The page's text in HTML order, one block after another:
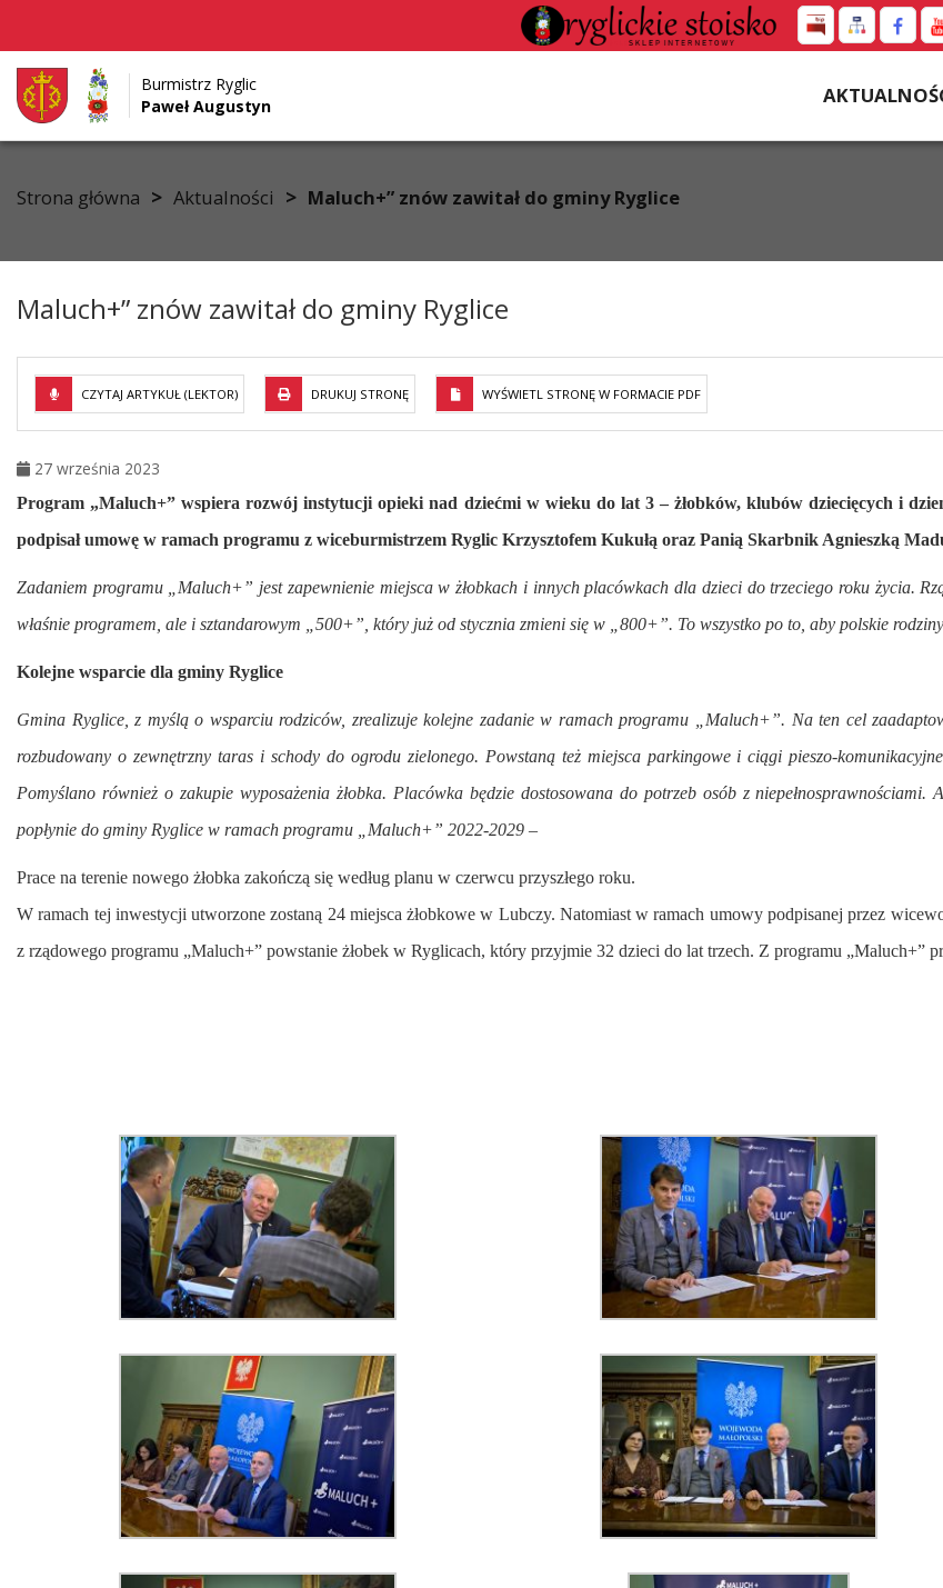
Przejdź do menu
Przejdź do głównej treści strony
Przejdź do stopki strony
Burmistrz Ryglic
Paweł Augustyn
Strona główna > Aktualności > Maluch+” znów zawitał do gminy Ryglice
Maluch+” znów zawitał do gminy Ryglice
CZYTAJ ARTYKUŁ (LEKTOR) DRUKUJ STRONĘ WYŚWIETL STRONĘ W FORMACIE PDF
27 września 2023
Program „Maluch+” wspiera rozwój instytucji opieki nad dziećmi w wieku do lat 3 – żłobków, klubów dziecięcych i
podpisał umowę w ramach programu z wiceburmistrzem Ryglic Krzysztofem Kukułą oraz Panią Skarbnik Agnieszką
Zadaniem programu „Maluch+” jest zapewnienie miejsca w żłobkach i innych placówkach dla dzieci do trzeciego roku życia.
właśnie programem, ale i sztandarowym „500+”, który już od stycznia zmieni się w „800+”. To wszystko po to, aby polskie
Kolejne wsparcie dla gminy Ryglice
Gmina Ryglice, z myślą o wsparciu rodziców, zrealizuje kolejne zadanie w ramach programu „Maluch+”. Na ten cel
rozbudowany o zewnętrzny taras i schody do ogrodu zielonego. Powstaną też miejsca parkingowe i ciągi pieszo-
Pomyślano również o zakupie wyposażenia żłobka. Placówka będzie dostosowana do potrzeb osób z
popłynie do gminy Ryglice w ramach programu „Maluch+” 2022-2029 –
Prace na terenie nowego żłobka zakończą się według planu w czerwcu przyszłego roku.
W ramach tej inwestycji utworzone zostaną 24 miejsca żłobkowe w Lubczy. Natomiast w ramach umowy podpisanej przez
z rządowego programu „Maluch+” powstanie żłobek w Ryglicach, który przyjmie 32 dzieci do lat trzech. Z programu „Maluch+”